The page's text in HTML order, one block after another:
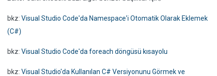
bkz: Visual Studio Code'da Namespace'i Otomatik Olarak Eklemek
(C#)
bkz: Visual Studio Code'da foreach döngüsü kısayolu
bkz: Visual Studio'da Kullanılan C# Versiyonunu Görmek ve